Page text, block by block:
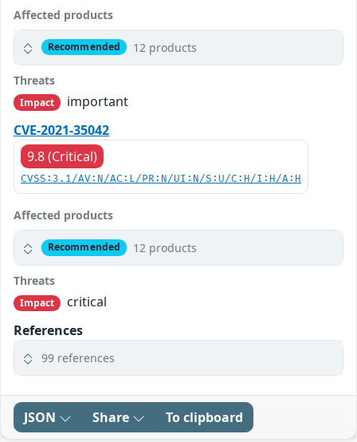
Affected products
Recommended 12 products
Threats
Impact
important
CVE-2021-35042
9.8 (Critical)
CVSS:3.1/AV:N/AC:L/PR:N/UI:N/S:U/C:H/I:H/A:H
Affected products
Recommended 12 products
Threats
Impact
critical
References
99 references
JSON Share To clipboard